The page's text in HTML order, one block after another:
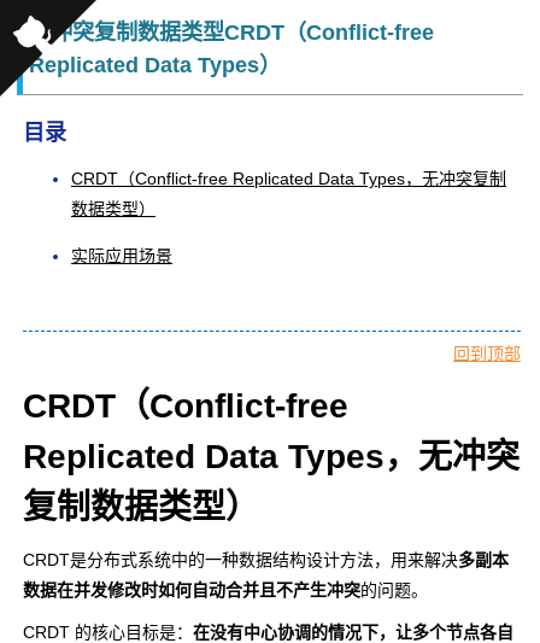
无冲突复制数据类型CRDT（Conflict-free
Replicated Data Types）
目录
CRDT（Conflict-free Replicated Data Types，无冲突复制
数据类型）
实际应用场景
回到顶部
CRDT（Conflict-free
Replicated Data Types，无冲突
复制数据类型）
CRDT是分布式系统中的一种数据结构设计方法，用来解决多副本
数据在并发修改时如何自动合并且不产生冲突的问题。
CRDT 的核心目标是： 在没有中心协调的情况下，让多个节点各自